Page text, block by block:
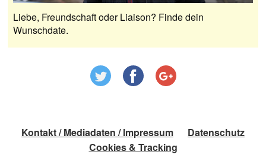
Liebe, Freundschaft oder Liaison? Finde dein
Wunschdate.
Kontakt / Mediadaten / Impressum
Datenschutz
Cookies & Tracking